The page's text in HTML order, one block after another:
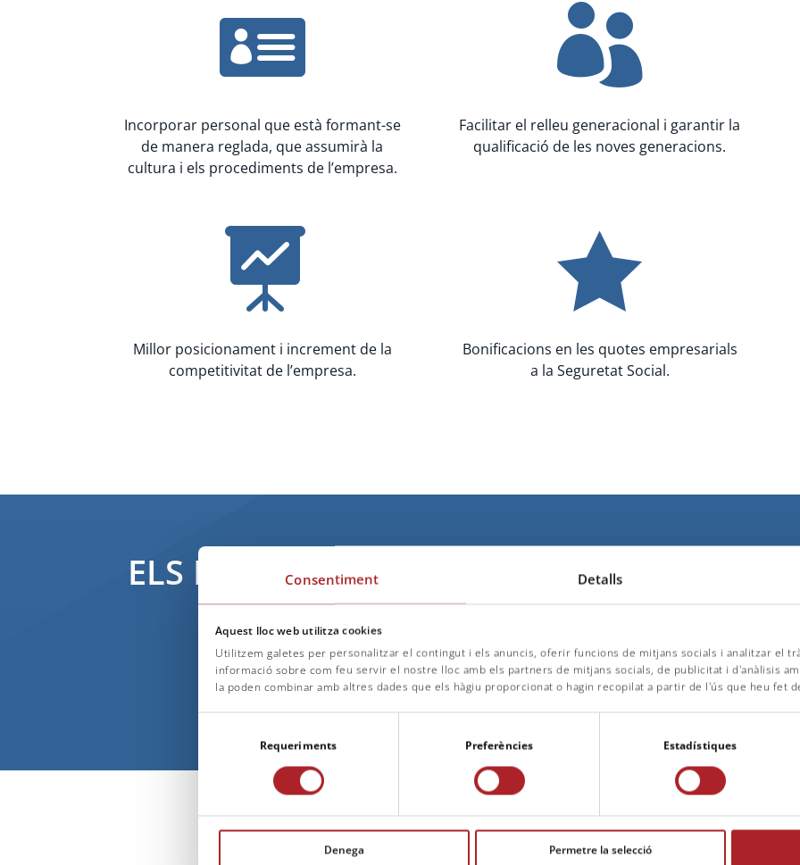
Consentiment Detalls
Aquest lloc web utilitza cookies
Utilitzem galetes per personalitzar el contingut i els anuncis, oferir funcions de mitjans socials i analitzar el
informació sobre com feu servir el nostre lloc amb els partners de mitjans socials, de publicitat i d'anàlisis
la poden combinar amb altres dades que els hàgiu proporcionat o hagin recopilat a partir de l'ús que heu fet
consentiment
Requeriments Preferències Estadístiques
Denega Permetre la selecció

Incorporar personal que està formant-se
de manera reglada, que assumirà la
cultura i els procediments de l’empresa.

Facilitar el relleu generacional i garantir la
qualificació de les noves generacions.

Millor posicionament i increment de la
competitivitat de l’empresa.

Bonificacions en les quotes empresarials
a la Seguretat Social.
ELS NOSTRES ÀMBITS DE FORMACIÓ
Aquestes són les disciplines d’FP Dual de que s’imparteixen a l’INS Eugeni
Cicles formatius de Grau Mitjà